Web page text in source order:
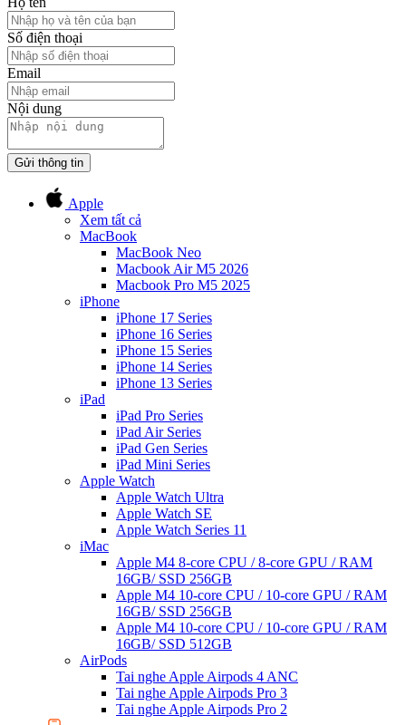
Số điện thoại
Email
Nội dung
Gửi thông tin
Apple
Xem tất cả
MacBook
MacBook Neo
Macbook Air M5 2026
Macbook Pro M5 2025
iPhone
iPhone 17 Series
iPhone 16 Series
iPhone 15 Series
iPhone 14 Series
iPhone 13 Series
iPad
iPad Pro Series
iPad Air Series
iPad Gen Series
iPad Mini Series
Apple Watch
Apple Watch Ultra
Apple Watch SE
Apple Watch Series 11
iMac
Apple M4 8-core CPU / 8-core GPU / RAM
16GB/ SSD 256GB
Apple M4 10-core CPU / 10-core GPU / RAM
16GB/ SSD 256GB
Apple M4 10-core CPU / 10-core GPU / RAM
16GB/ SSD 512GB
AirPods
Tai nghe Apple Airpods 4 ANC
Tai nghe Apple Airpods Pro 3
Tai nghe Apple Airpods Pro 2